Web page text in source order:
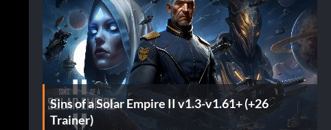
Sins of a Solar Empire II v1.3-v1.61+ (+26
Trainer)